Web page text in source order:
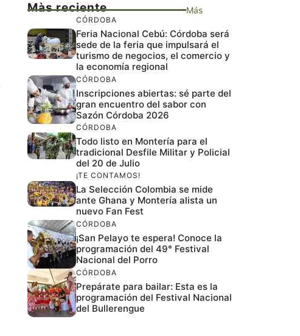
Màs reciente Más
CÓRDOBA
Feria Nacional Cebú: Córdoba será
sede de la feria que impulsará el
turismo de negocios, el comercio y
la economía regional
CÓRDOBA
Inscripciones abiertas: sé parte del
gran encuentro del sabor con
Sazón Córdoba 2026
CÓRDOBA
Todo listo en Montería para el
tradicional Desfile Militar y Policial
del 20 de Julio
¡TE CONTAMOS!
La Selección Colombia se mide
ante Ghana y Montería alista un
nuevo Fan Fest
CÓRDOBA
¡San Pelayo te espera! Conoce la
programación del 49° Festival
Nacional del Porro
CÓRDOBA
Prepárate para bailar: Esta es la
programación del Festival Nacional
del Bullerengue